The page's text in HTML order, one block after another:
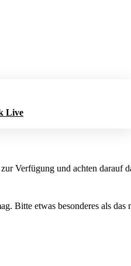
Live
Verfügung und achten darauf
Bitte etwas besonderes als das